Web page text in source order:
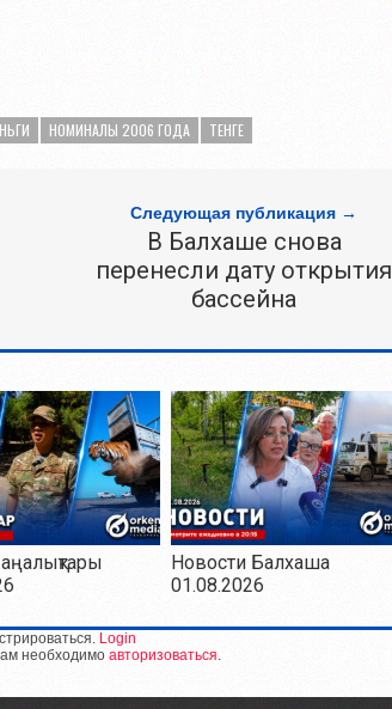
НОМИНАЛЫ 2006 ГОДА ТЕНГЕ
Следующая публикация →
В Балхаше снова
перенесли дату открытия
бассейна
Новости Балхаша
01.08.2026
Login
необходимо авторизоваться.